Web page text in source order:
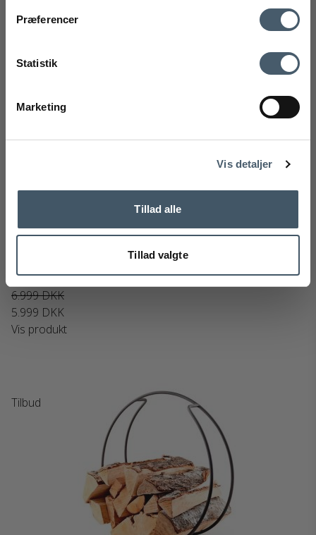
Præferencer
Statistik
Marketing
Vis detaljer
Tillad alle
Tillad valgte
Eva Solo Furniture
6.999 DKK
5.999 DKK
Vis produkt
Tilbud
markedsføring med gode tilbud og inspiration. Du kan altid trække dit
samtykke tilbage. Med dit samtykke accepterer du desuden vores